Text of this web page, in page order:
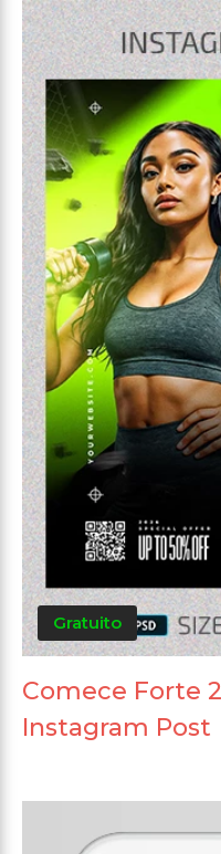
Gratuito
Comece Forte
Instagram Post